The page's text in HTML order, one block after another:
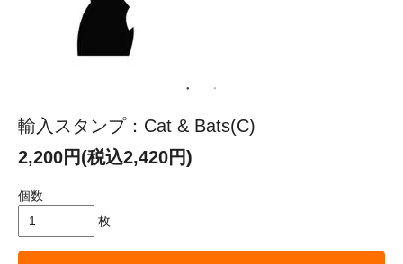
輸入スタンプ：Cat & Bats(C)
2,200円(税込2,420円)
個数
枚